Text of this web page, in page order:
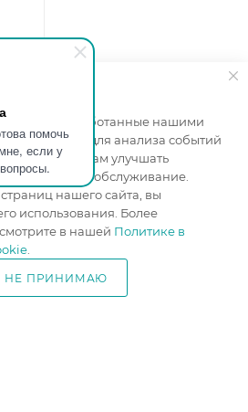
помочь
если у
В КОРЗИНУ
cookie, разработанные нашими
лицами, для анализа событий
позволяет нам улучшать
и обслуживание.
нашего сайта, вы
использования. Более
в нашей Политике в
НЕ ПРИНИМАЮ